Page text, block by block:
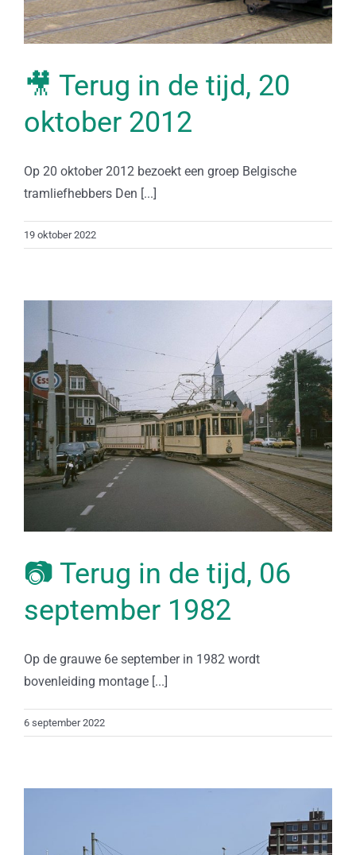
🎥 Terug in de tijd, 20
oktober 2012
Op 20 oktober 2012 bezoekt een groep Belgische
tramliefhebbers Den [...]
19 oktober 2022
📷 Terug in de tijd, 06
september 1982
Op de grauwe 6e september in 1982 wordt
bovenleiding montage [...]
6 september 2022